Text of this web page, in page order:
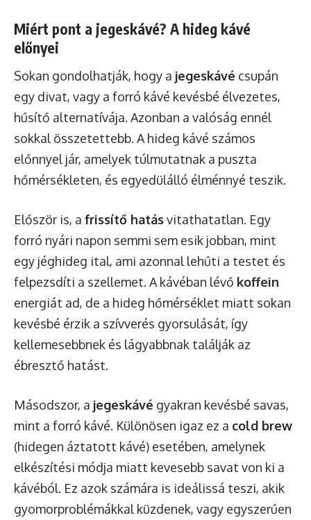
Miért pont a jegeskávé? A hideg kávé
előnyei
Sokan gondolhatják, hogy a jegeskávé csupán
egy divat, vagy a forró kávé kevésbé élvezetes,
hűsítő alternatívája. Azonban a valóság ennél
sokkal összetettebb. A hideg kávé számos
előnnyel jár, amelyek túlmutatnak a puszta
hőmérsékleten, és egyedülálló élménnyé teszik.
Először is, a frissítő hatásvitathatatlan. Egy
forró nyári napon semmi sem esik jobban, mint
egy jéghideg ital, ami azonnal lehűti a testet és
felpezsdíti a szellemet. A kávéban lévő koffein
energiát ad, de a hideg hőmérséklet miatt sokan
kevésbé érzik a szívverés gyorsulását, így
kellemesebbnek és lágyabbnak találják az
ébresztő hatást.
Másodszor, a jegeskávé gyakran kevésbé savas,
mint a forró kávé. Különösen igaz ez a cold brew
(hidegen áztatott kávé) esetében, amelynek
elkészítési módja miatt kevesebb savat von ki a
kávéból. Ez azok számára is ideálissá teszi, akik
gyomorproblémákkal küzdenek, vagy egyszerűen